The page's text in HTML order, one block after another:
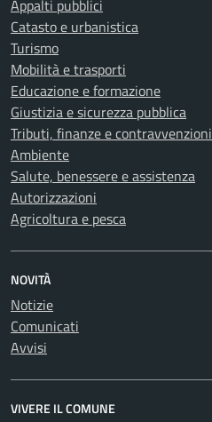
Appalti pubblici
Catasto e urbanistica
Turismo
Mobilità e trasporti
Educazione e formazione
Giustizia e sicurezza pubblica
Tributi, finanze e contravvenzioni
Ambiente
Salute, benessere e assistenza
Autorizzazioni
Agricoltura e pesca
NOVITÀ
Notizie
Comunicati
Avvisi
VIVERE IL COMUNE